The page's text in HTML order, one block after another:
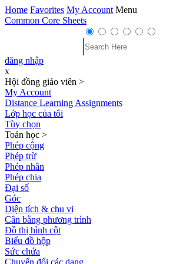
Home Favorites My Account Menu
Common Core Sheets
đăng nhập
x
Hội đồng giáo viên >
My Account
Distance Learning Assignments
Lớp học của tôi
Tùy chọn
Toán học >
Phép cộng
Phép trừ
Phép nhân
Phép chia
Đại số
Góc
Diện tích & chu vi
Cân bằng phương trình
Đồ thị hình cột
Biểu đồ hộp
Sức chứa
Chuyển đổi các dạng